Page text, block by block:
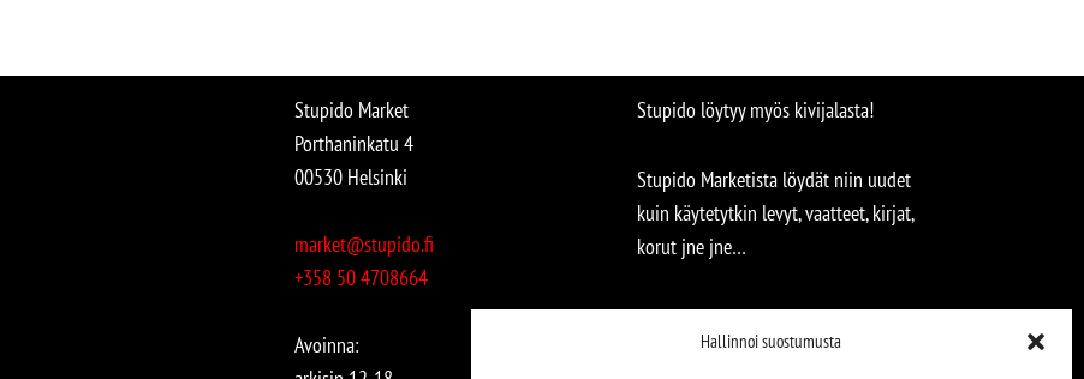
Hallinnoi suostumusta
Stupido Market
Porthaninkatu 4
00530 Helsinki
market@stupido.fi
+358 50 4708664
Avoinna:
Stupido löytyy myös kivijalasta!
Stupido Marketista löydät niin uudet
kuin käytetytkin levyt, vaatteet, kirjat,
korut jne jne…